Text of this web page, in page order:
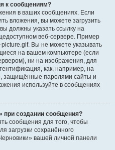
к сообщениям?
в ваших сообщениях. Если
вложения, вы можете загрузить
должны указать ссылку на
веб-сервере. Пример
Вы не можете указывать
на вашем компьютере (если
ни на изображения, для
как, например, на
защищённые паролями сайты и
используйте в сообщениях
при создании сообщения?
сообщения для того, чтобы
загрузки сохранённого
вашей личной панели